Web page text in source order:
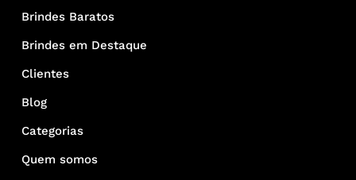
Brindes Baratos
Brindes em Destaque
Clientes
Blog
Categorias
Quem somos